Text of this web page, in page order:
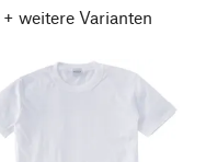
+ weitere Varianten